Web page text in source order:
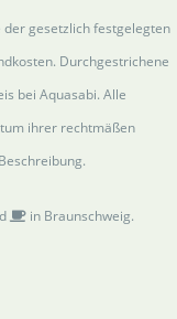
gesetzlich festgelegten
Durchgestrichene
bei Aquasabi. Alle
ihrer rechtmäßen
in Braunschweig.